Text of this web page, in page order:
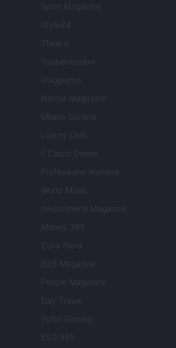
Sport Magazine
Style24
Think.it
Tuobenessere
Viaggiamo
Nonne Magazine
Milano Cortina
Luxury Club
Il Calcio Online
Professione mamma
World Music
Investimenti Magazine
Money 365
Zona Nerd
B2B Magazine
People Magazine
Day Travel
Tutto Gaming
ESG 365